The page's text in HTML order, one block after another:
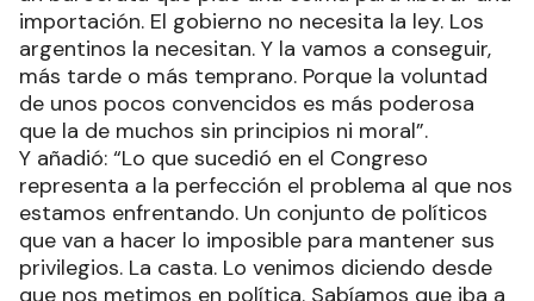
importación. El gobierno no necesita la ley. Los
argentinos la necesitan. Y la vamos a conseguir,
más tarde o más temprano. Porque la voluntad
de unos pocos convencidos es más poderosa
que la de muchos sin principios ni moral”.
Y añadió: “Lo que sucedió en el Congreso
representa a la perfección el problema al que nos
estamos enfrentando. Un conjunto de políticos
que van a hacer lo imposible para mantener sus
privilegios. La casta. Lo venimos diciendo desde